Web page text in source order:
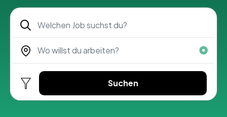
Suchen